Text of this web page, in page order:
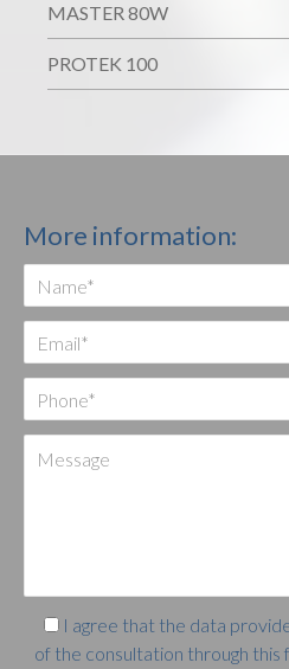
MASTER 80W
PROTEK 100
More information:
I agree that the data
of the consultation through this